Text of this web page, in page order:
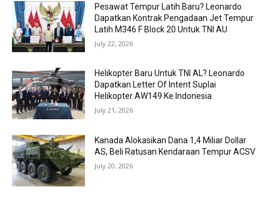
Pesawat Tempur Latih Baru? Leonardo
Dapatkan Kontrak Pengadaan Jet Tempur
Latih M346 F Block 20 Untuk TNI AU
July 22, 2026
Helikopter Baru Untuk TNI AL? Leonardo
Dapatkan Letter Of Intent Suplai
Helikopter AW149 Ke Indonesia
July 21, 2026
Kanada Alokasikan Dana 1,4 Miliar Dollar
AS, Beli Ratusan Kendaraan Tempur ACSV
July 20, 2026